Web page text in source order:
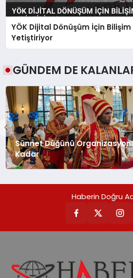
YÖK Dijital Dönüşüm İçin Bilişim
Yetiştiriyor
GÜNDEM DE
Sünnet Düğünü
Kadar
Haberin Doğru